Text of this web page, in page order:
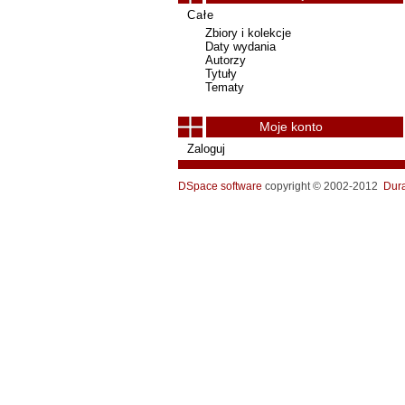
Całe
Zbiory i kolekcje
Daty wydania
Autorzy
Tytuły
Tematy
Moje konto
Zaloguj
DSpace software copyright © 2002-2012